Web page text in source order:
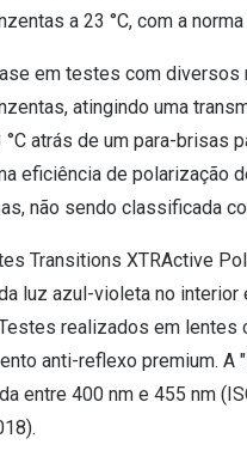
a 23 °C, com a
em testes com diversos
atingindo uma
°C atrás de um para-brisas
eficiência de polarização
não sendo classificada
Transitions XTRActive
luz azul-violeta no interior
realizados em lentes
anti-reflexo premium. A
entre 400 nm e 455 nm